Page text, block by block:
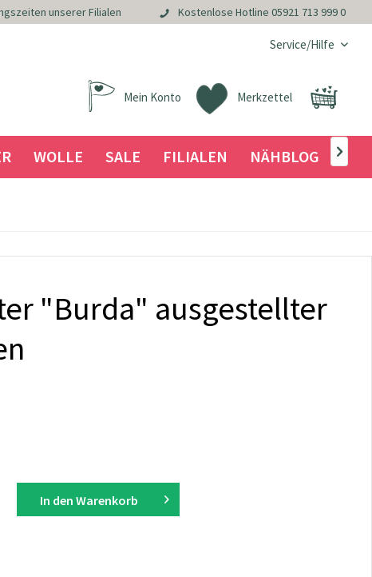
unserer Filialen Kostenlose Hotline 05921 713 999 0
Service/Hilfe
Merkzettel
Mein Konto
WOLLE SALE FILIALEN NÄHBLOG 
"Burda" ausgestellter
In den Warenkorb